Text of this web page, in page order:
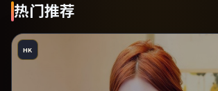
热门推荐
HK